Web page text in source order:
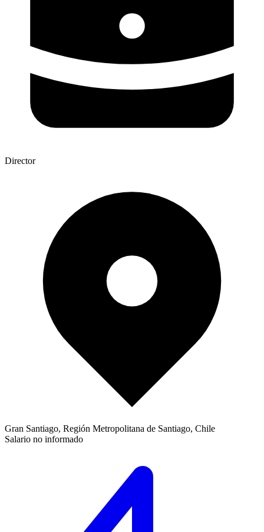
Director
Gran Santiago, Región Metropolitana de Santiago, Chile
Salario no informado